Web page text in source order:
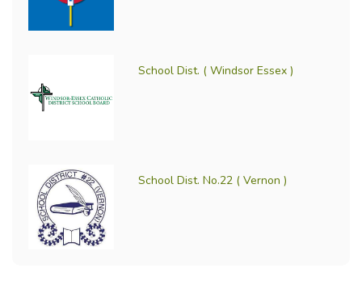
School Dist. ( Windsor Essex )
School Dist. No.22 ( Vernon )